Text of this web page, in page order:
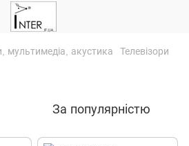
мультимедіа, акустика Телевізори
За популярністю